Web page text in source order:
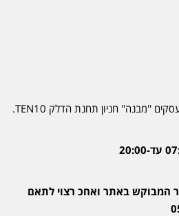
האילן 4 אור עקיבא - מתחם העסקים ''מבנה'' חניון תחנת הדלק TEN10.
המבוקש באתר ואחכ רצוי לתאם